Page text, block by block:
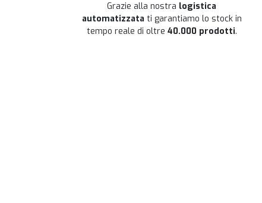
Grazie alla nostra logistica
automatizzata ti garantiamo lo stock in
tempo reale di oltre 40.000 prodotti.